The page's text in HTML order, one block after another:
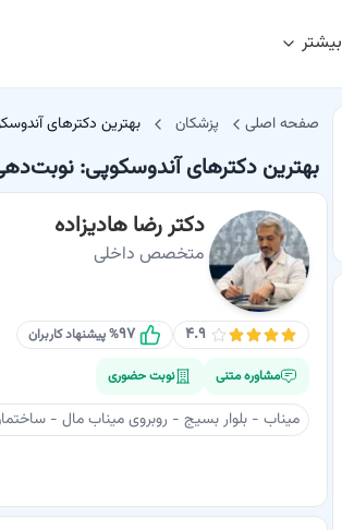
بیشتر
صفحه اصلی پزشکان بهترین دکترهای
بهترین دکترهای آندوسکوپی: نوبت‌دهی
دکتر رضا هادیزاده
متخصص داخلی
۴.۹ ۹۷% پیشنهاد کاربران
مشاوره متنی نوبت حضوری
میناب - بلوار بسيج - روبروی ميناب مال -